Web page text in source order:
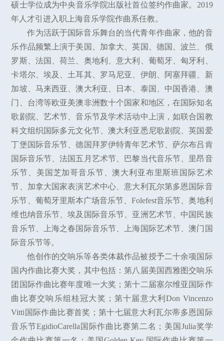
硕士学位成为中央音乐学院出版社首位签约作曲家。2019
年人才引进入职上海音乐学院作曲系任教。
作为活跃于国际音乐舞台的当代青年作曲家，他的音
乐作品频繁上演于美国、加拿大、英国、德国、波兰、俄
罗斯、法国、荷兰、奥地利、意大利、葡萄牙、匈牙利、
卡塔尔、埃及、土耳其、罗马尼亚、伊朗、阿塞拜疆、新
加坡、马来西亚、澳大利亚、日本、泰国、中国香港、澳
门、台湾等欧亚美澳非洲数十个国家和地区，在国际知名
歌剧院、艺术节、音乐节及学术活动中上演，如联合国教
科文组织国际多元文化节、澳大利亚悉尼歌剧院、英国爱
丁堡国际音乐节、德国拜罗伊特青年艺术节、萨尔布吕肯
国际音乐节、法国五月艺术节、巴黎当代音乐节、里昂音
乐节、美国芝加哥音乐节、澳大利亚布里斯班国际艺术
节、加拿大国家表演艺术中心、意大利瓦尔第多恩国际音
乐节、葡萄牙里斯本广场音乐节、Folefest音乐节、奥地利
维也纳音乐节、埃及国际音乐节、亚洲艺术节、中国民族
音乐节、上海之春国际音乐节、上海国际艺术节、澳门国
际音乐节等。
他创作的交响乐等各类体裁作品被授予二十余项国际
国内作曲比赛大奖，其中包括：第八届美国西雅图交响乐
团国际作曲比赛年度唯一大奖；第十二届塞尔维亚国际作
曲比赛交响乐组桂冠大奖；第十届意大利Don Vincenzo
Vitti国际作曲比赛首奖；第十七届意大利瓦尔蒂多恩国际
音乐节EgidioCarella国际作曲比赛第二名；美国Julia奖学